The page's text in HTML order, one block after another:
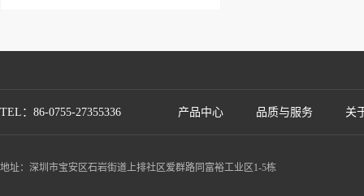
TEL：86-0755-27355336 产品中心 品质与服务 关
地址：深圳市宝安区石岩街道上排社区爱群路同富裕工业区1-5栋